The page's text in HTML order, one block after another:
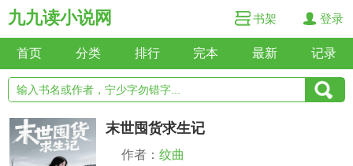
九九读小说网 书架 登录
首页 分类 排行 完本 最新 记录
末世囤货求生记
作者： 纹曲